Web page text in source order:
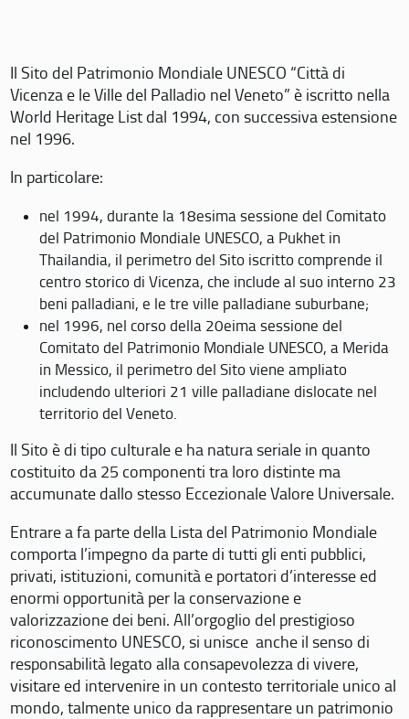
Il Sito del Patrimonio Mondiale UNESCO “Città di
Vicenza e le Ville del Palladio nel Veneto” è iscritto nella
World Heritage List dal 1994, con successiva estensione
nel 1996.
In particolare:
nel 1994, durante la 18esima sessione del Comitato
del Patrimonio Mondiale UNESCO, a Pukhet in
Thailandia, il perimetro del Sito iscritto comprende il
centro storico di Vicenza, che include al suo interno 23
beni palladiani, e le tre ville palladiane suburbane;
nel 1996, nel corso della 20eima sessione del
Comitato del Patrimonio Mondiale UNESCO, a Merida
in Messico, il perimetro del Sito viene ampliato
includendo ulteriori 21 ville palladiane dislocate nel
territorio del Veneto.
Il Sito è di tipo culturale e ha natura seriale in quanto
costituito da 25 componenti tra loro distinte ma
accumunate dallo stesso Eccezionale Valore Universale.
Entrare a fa parte della Lista del Patrimonio Mondiale
comporta l’impegno da parte di tutti gli enti pubblici,
privati, istituzioni, comunità e portatori d’interesse ed
enormi opportunità per la conservazione e
valorizzazione dei beni. All’orgoglio del prestigioso
riconoscimento UNESCO, si unisce anche il senso di
responsabilità legato alla consapevolezza di vivere,
visitare ed intervenire in un contesto territoriale unico al
mondo, talmente unico da rappresentare un patrimonio